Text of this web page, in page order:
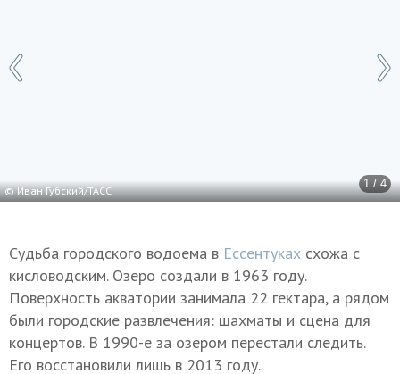
1 / 4
© Иван Губский/ТАСС
Судьба городского водоема в Ессентуках схожа с
кисловодским. Озеро создали в 1963 году.
Поверхность акватории занимала 22 гектара, а рядом
были городские развлечения: шахматы и сцена для
концертов. В 1990-е за озером перестали следить.
Его восстановили лишь в 2013 году.